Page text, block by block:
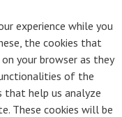
experience while you
the cookies that
your browser as they
of the
that help us analyze
These cookies will be